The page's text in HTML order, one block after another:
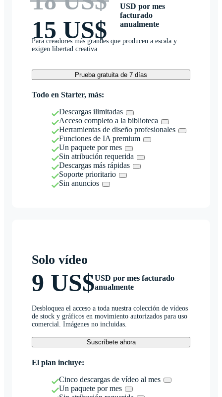
15 US$
USD por mes
facturado
anualmente
Para creadores más grandes que producen a escala y
exigen libertad creativa
Prueba gratuita de 7 días
Todo en Starter, más:
Descargas ilimitadas
Acceso completo a la biblioteca
Herramientas de diseño profesionales
Funciones de IA premium
Un paquete por mes
Sin atribución requerida
Descargas más rápidas
Soporte prioritario
Sin anuncios
Solo vídeo
9 US$USD por mes facturado
anualmente
Desbloquea el acceso a toda nuestra colección de vídeos
de stock y gráficos en movimiento autorizados para uso
comercial. Imágenes no incluidas.
Suscríbete ahora
El plan incluye:
Cinco descargas de vídeo al mes
Un paquete por mes